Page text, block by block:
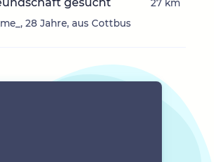
28 Jahre, aus Cottbus
27 km